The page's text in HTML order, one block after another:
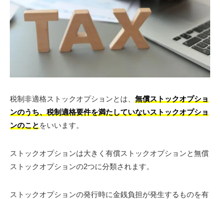
税制非適格ストックオプションとは、 無償ストックオプショ
ンのうち、税制適格要件を満たしていないストックオプショ
ンのこと をいいます。
ストックオプションは大きく有償ストックオプションと無償
ストックオプションの2つに分類されます。
ストックオプションの発行時に金銭負担が発生するものを有